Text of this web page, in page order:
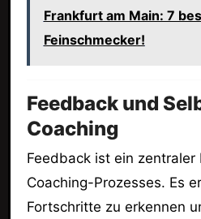
Frankfurt am Main: 7
Feinschmecker!
Feedback und
Coaching
Feedback ist ein
Coaching-Prozesses. Es
Fortschritte zu erkennen